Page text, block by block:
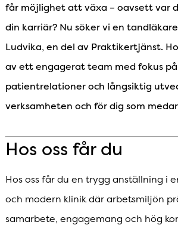
får möjlighet att växa – oavsett var
din karriär? Nu söker vi en
Ludvika, en del av Praktikertjänst.
av ett engagerat team med fokus
patientrelationer och långsiktig
verksamheten och för dig som
Hos oss får du
Hos oss får du en trygg anställning i
och modern klinik där arbetsmiljön
samarbete, engagemang och hög